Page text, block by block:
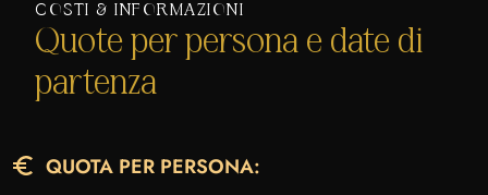
COSTI & INFORMAZIONI
Quote per persona e date di
partenza
QUOTA PER PERSONA: